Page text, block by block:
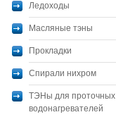
Ледоходы
Масляные тэны
Прокладки
Спирали нихром
ТЭНы для проточных
водонагревателей